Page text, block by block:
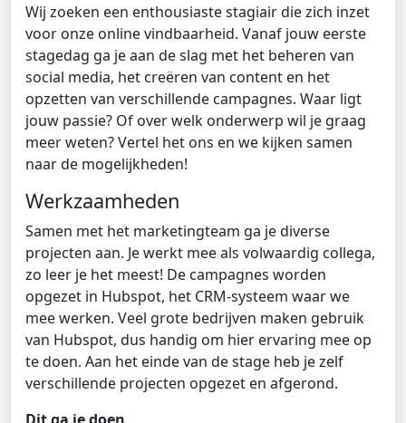
Wij zoeken een enthousiaste stagiair die zich inzet
voor onze online vindbaarheid. Vanaf jouw eerste
stagedag ga je aan de slag met het beheren van
social media, het creëren van content en het
opzetten van verschillende campagnes. Waar ligt
jouw passie? Of over welk onderwerp wil je graag
meer weten? Vertel het ons en we kijken samen
naar de mogelijkheden!
Werkzaamheden
Samen met het marketingteam ga je diverse
projecten aan. Je werkt mee als volwaardig collega,
zo leer je het meest! De campagnes worden
opgezet in Hubspot, het CRM-systeem waar we
mee werken. Veel grote bedrijven maken gebruik
van Hubspot, dus handig om hier ervaring mee op
te doen. Aan het einde van de stage heb je zelf
verschillende projecten opgezet en afgerond.